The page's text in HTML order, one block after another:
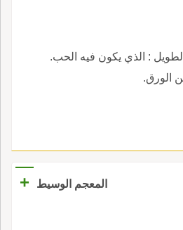
: الذي يكون فيه الحب.
الورق.
المعجم الوسيط +